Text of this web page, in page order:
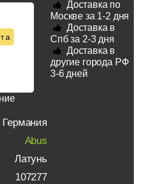
Германия
Abus
Латунь
107277
Доставка по
Москве за 1-2 дня
Доставка в
Спб за 2-3 дня
Доставка в
другие города РФ
3-6 дней